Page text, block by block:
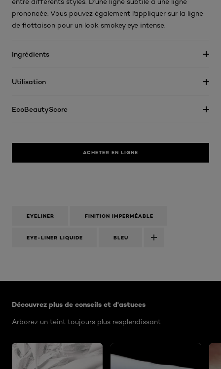
prononcée. Vous pouvez également l'appliquer sur la ligne
de flottaison pour un look smokey eye intense.
Ingrédients
Utilisation
EcoBeautyScore
ACHETER EN LIGNE
EYELINER FINITION IMPERMÉABLE
EYE-LINER LIQUIDE BLEU
Découvrez plus de conseils et d'astuces
Arborez un teint toujours plus resplendissant